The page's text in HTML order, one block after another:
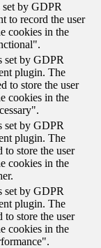
by GDPR
to record the user
cookies in the
set by GDPR
plugin. The
to store the user
cookies in the
set by GDPR
plugin. The
to store the user
cookies in the
set by GDPR
plugin. The
to store the user
cookies in the